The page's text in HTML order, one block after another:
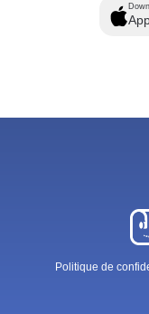
Politique de